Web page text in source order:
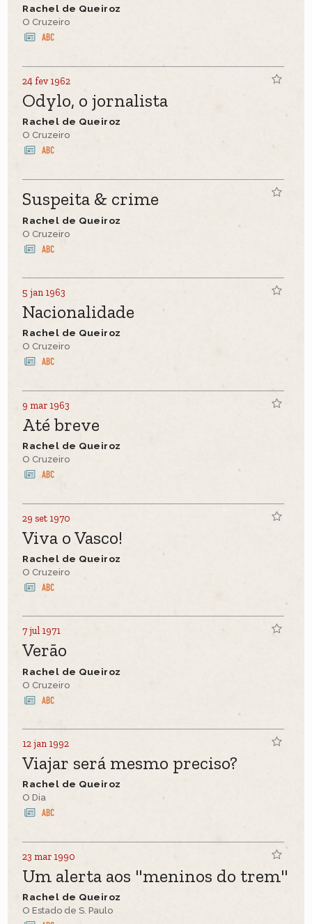
Rachel de Queiroz
O Cruzeiro
24 fev 1962
Odylo, o jornalista
Rachel de Queiroz
O Cruzeiro
Suspeita & crime
Rachel de Queiroz
O Cruzeiro
5 jan 1963
Nacionalidade
Rachel de Queiroz
O Cruzeiro
9 mar 1963
Até breve
Rachel de Queiroz
O Cruzeiro
29 set 1970
Viva o Vasco!
Rachel de Queiroz
O Cruzeiro
7 jul 1971
Verão
Rachel de Queiroz
O Cruzeiro
12 jan 1992
Viajar será mesmo preciso?
Rachel de Queiroz
O Dia
23 mar 1990
Um alerta aos "meninos do trem"
Rachel de Queiroz
O Estado de S. Paulo